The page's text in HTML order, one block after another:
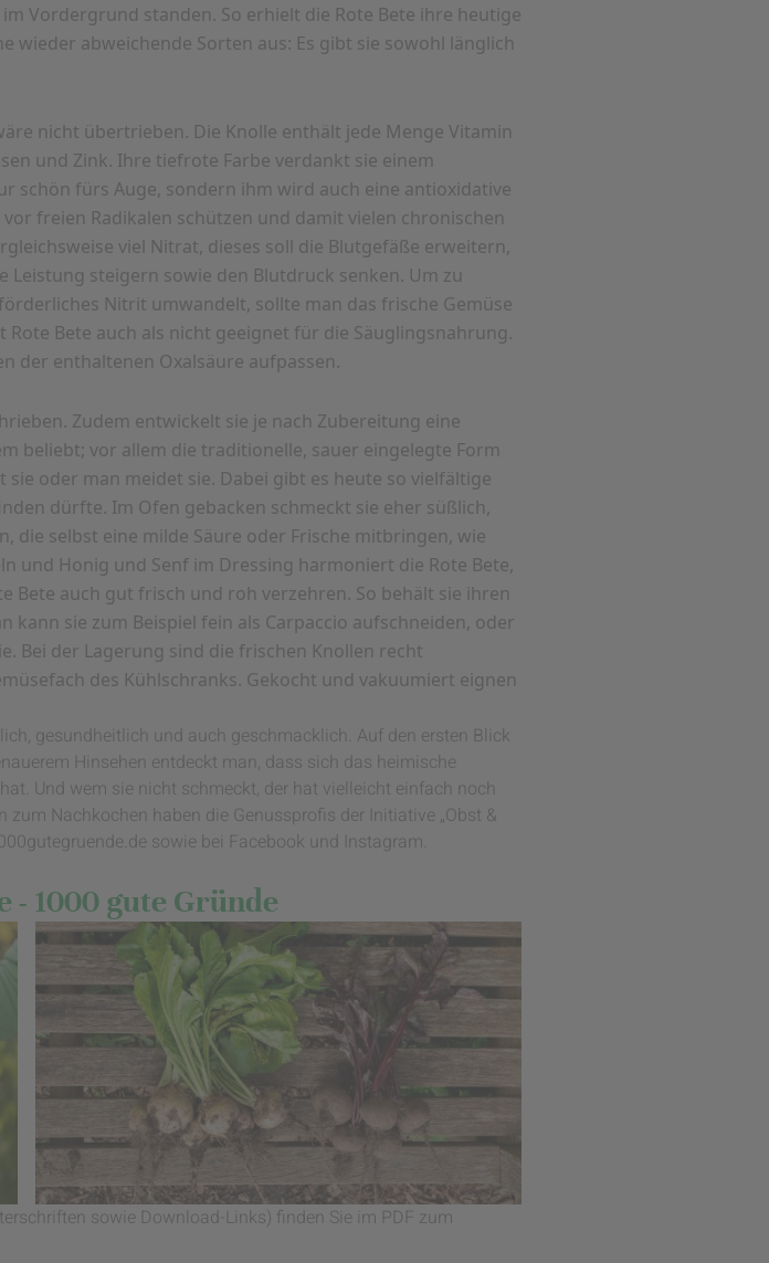
Vordergrund standen. So erhielt die Rote Bete ihre heutige
abweichende Sorten aus: Es gibt sie sowohl länglich
nicht übertrieben. Die Knolle enthält jede Menge Vitamin
und Zink. Ihre tiefrote Farbe verdankt sie einem
schön fürs Auge, sondern ihm wird auch eine antioxidative
freien Radikalen schützen und damit vielen chronischen
viel Nitrat, dieses soll die Blutgefäße erweitern,
steigern sowie den Blutdruck senken. Um zu
Nitrit umwandelt, sollte man das frische Gemüse
Bete auch als nicht geeignet für die Säuglingsnahrung.
der enthaltenen Oxalsäure aufpassen.
Zudem entwickelt sie je nach Zubereitung eine
beliebt; vor allem die traditionelle, sauer eingelegte Form
oder man meidet sie. Dabei gibt es heute so vielfältige
dürfte. Im Ofen gebacken schmeckt sie eher süßlich,
die selbst eine milde Säure oder Frische mitbringen, wie
und Honig und Senf im Dressing harmoniert die Rote Bete,
Bete auch gut frisch und roh verzehren. So behält sie ihren
sie zum Beispiel fein als Carpaccio aufschneiden, oder
Bei der Lagerung sind die frischen Knollen recht
des Kühlschranks. Gekocht und vakuumiert eignen
gesundheitlich und auch geschmacklich. Auf den ersten Blick
Hinsehen entdeckt man, dass sich das heimische
Und wem sie nicht schmeckt, der hat vielleicht einfach noch
Nachkochen haben die Genussprofis der Initiative „Obst &
sowie bei Facebook und Instagram.
- 1000 gute Gründe
sowie Download-Links) finden Sie im PDF zum